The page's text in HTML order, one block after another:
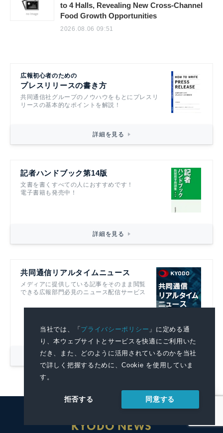
当社では、「プライバシーポリシー 」に定める通
り、本ウェブサイトとサービスを快適にご利用いた
だき、また、どのように活用されているのかを当社
で詳しく把握するために、Cookie を使用していま
す。
拒否する 同意する
to 4 Halls, Revealing New Cross-Channel
Food Growth Opportunities
2026.08.06 09:51
広報初心者のための
プレスリリースの書き方
共同通信社グループのノウハウをもとにプレスリ
リースの基本的なポイントを解説！
詳細を見る
記者ハンドブック第14版
文書を書くすべての人におすすめです！
電子書籍も発売中！
詳細を見る
共同通信リアルタイムニュース
メディアに提供している記事をそのまま閲覧
できる広報部門必見のニュース配信サービス
詳細を見る
KYODO NEWS